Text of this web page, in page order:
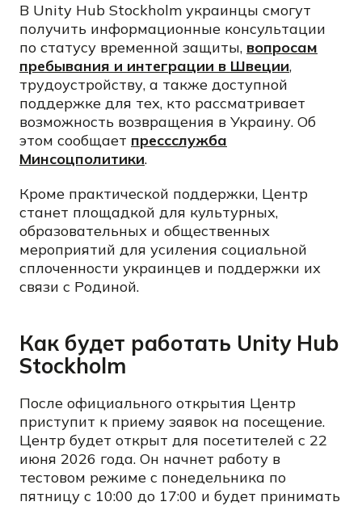
В Unity Hub Stockholm украинцы смогут
получить информационные консультации
по статусу временной защиты, вопросам
пребывания и интеграции в Швеции,
трудоустройству, а также доступной
поддержке для тех, кто рассматривает
возможность возвращения в Украину. Об
этом сообщает прессслужба
Минсоцполитики.
Кроме практической поддержки, Центр
станет площадкой для культурных,
образовательных и общественных
мероприятий для усиления социальной
сплоченности украинцев и поддержки их
связи с Родиной.
Как будет работать Unity Hub
Stockholm
После официального открытия Центр
приступит к приему заявок на посещение.
Центр будет открыт для посетителей с 22
июня 2026 года. Он начнет работу в
тестовом режиме с понедельника по
пятницу с 10:00 до 17:00 и будет принимать